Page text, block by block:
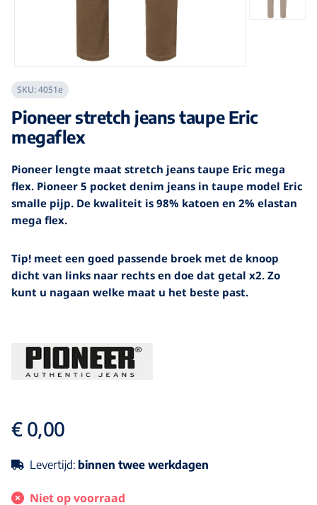
SKU:4051e
Pioneer stretch jeans taupe Eric
megaflex
Pioneer lengte maat stretch jeans taupe Eric mega
flex. Pioneer 5 pocket denim jeans in taupe model Eric
smalle pijp. De kwaliteit is 98% katoen en 2% elastan
mega flex.
Tip! meet een goed passende broek met de knoop
dicht van links naar rechts en doe dat getal x2. Zo
kunt u nagaan welke maat u het beste past.
€ 0,00
Levertijd: binnen twee werkdagen
Niet op voorraad